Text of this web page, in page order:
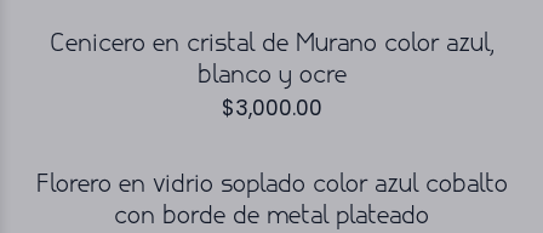
Cenicero en cristal de Murano color azul,
blanco y ocre
$3,000.00
Florero en vidrio soplado color azul cobalto
con borde de metal plateado